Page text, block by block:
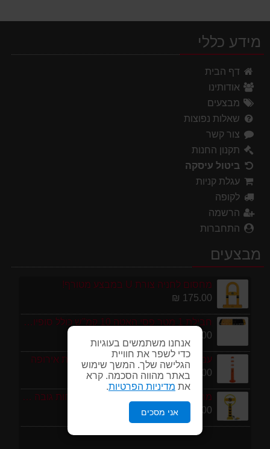
אנחנו משתמשים בעוגיות
כדי לשפר את חוויית
הגלישה שלך. המשך שימוש
באתר מהווה הסכמה. קרא
את מדיניות הפרטיות
אני מסכים
מידע כללי
דף הבית
אודותינו
מבצעים
שאלות נפוצות
צור קשר
תקנון החנות
ביטול עיסקה
עגלת קניות
לקופה
הרשמה
התחברות
מבצעים
מחסום לחניה צורת U במבצע מטורף!
175.00 ₪
חבילת 1 מטר פסי האטה 10 קמ''ש כולל סופיות מפלסטיק
199.00 ₪
עמוד סימון גמיש 75 ס''מ ECO תוצרת אירופה
95.00 ₪
מחסום חניה פרטי כולל מנעול ומפתחות גובה 70 ס"מ
250.00 ₪